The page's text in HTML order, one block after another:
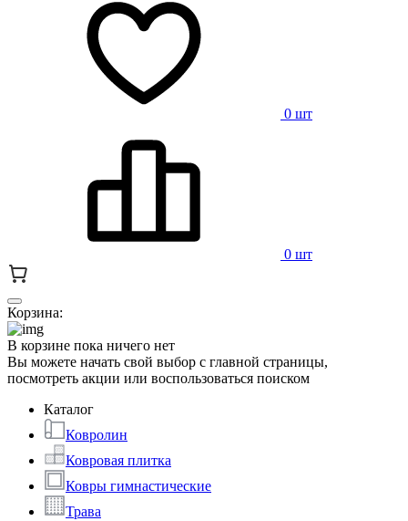
0 шт
0 шт
Корзина:
В корзине пока ничего нет
Вы можете начать свой выбор с главной страницы,
посмотреть акции или воспользоваться поиском
Каталог
Ковролин
Ковровая плитка
Ковры гимнастические
Трава